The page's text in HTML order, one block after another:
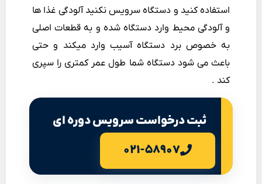
استفاده کنید و دستگاه سرویس نکنید آلودگی غذا ها
و آلودگی محیط وارد دستگاه شده و به قطعات اصلی
به خصوص برد دستگاه آسیب وارد میکند و حتی
باعث می شود دستگاه شما طول عمر کمتری را سپری
کند .
ثبت درخواست سرویس دوره ای
۰۲۱-۵۸۹۰۷